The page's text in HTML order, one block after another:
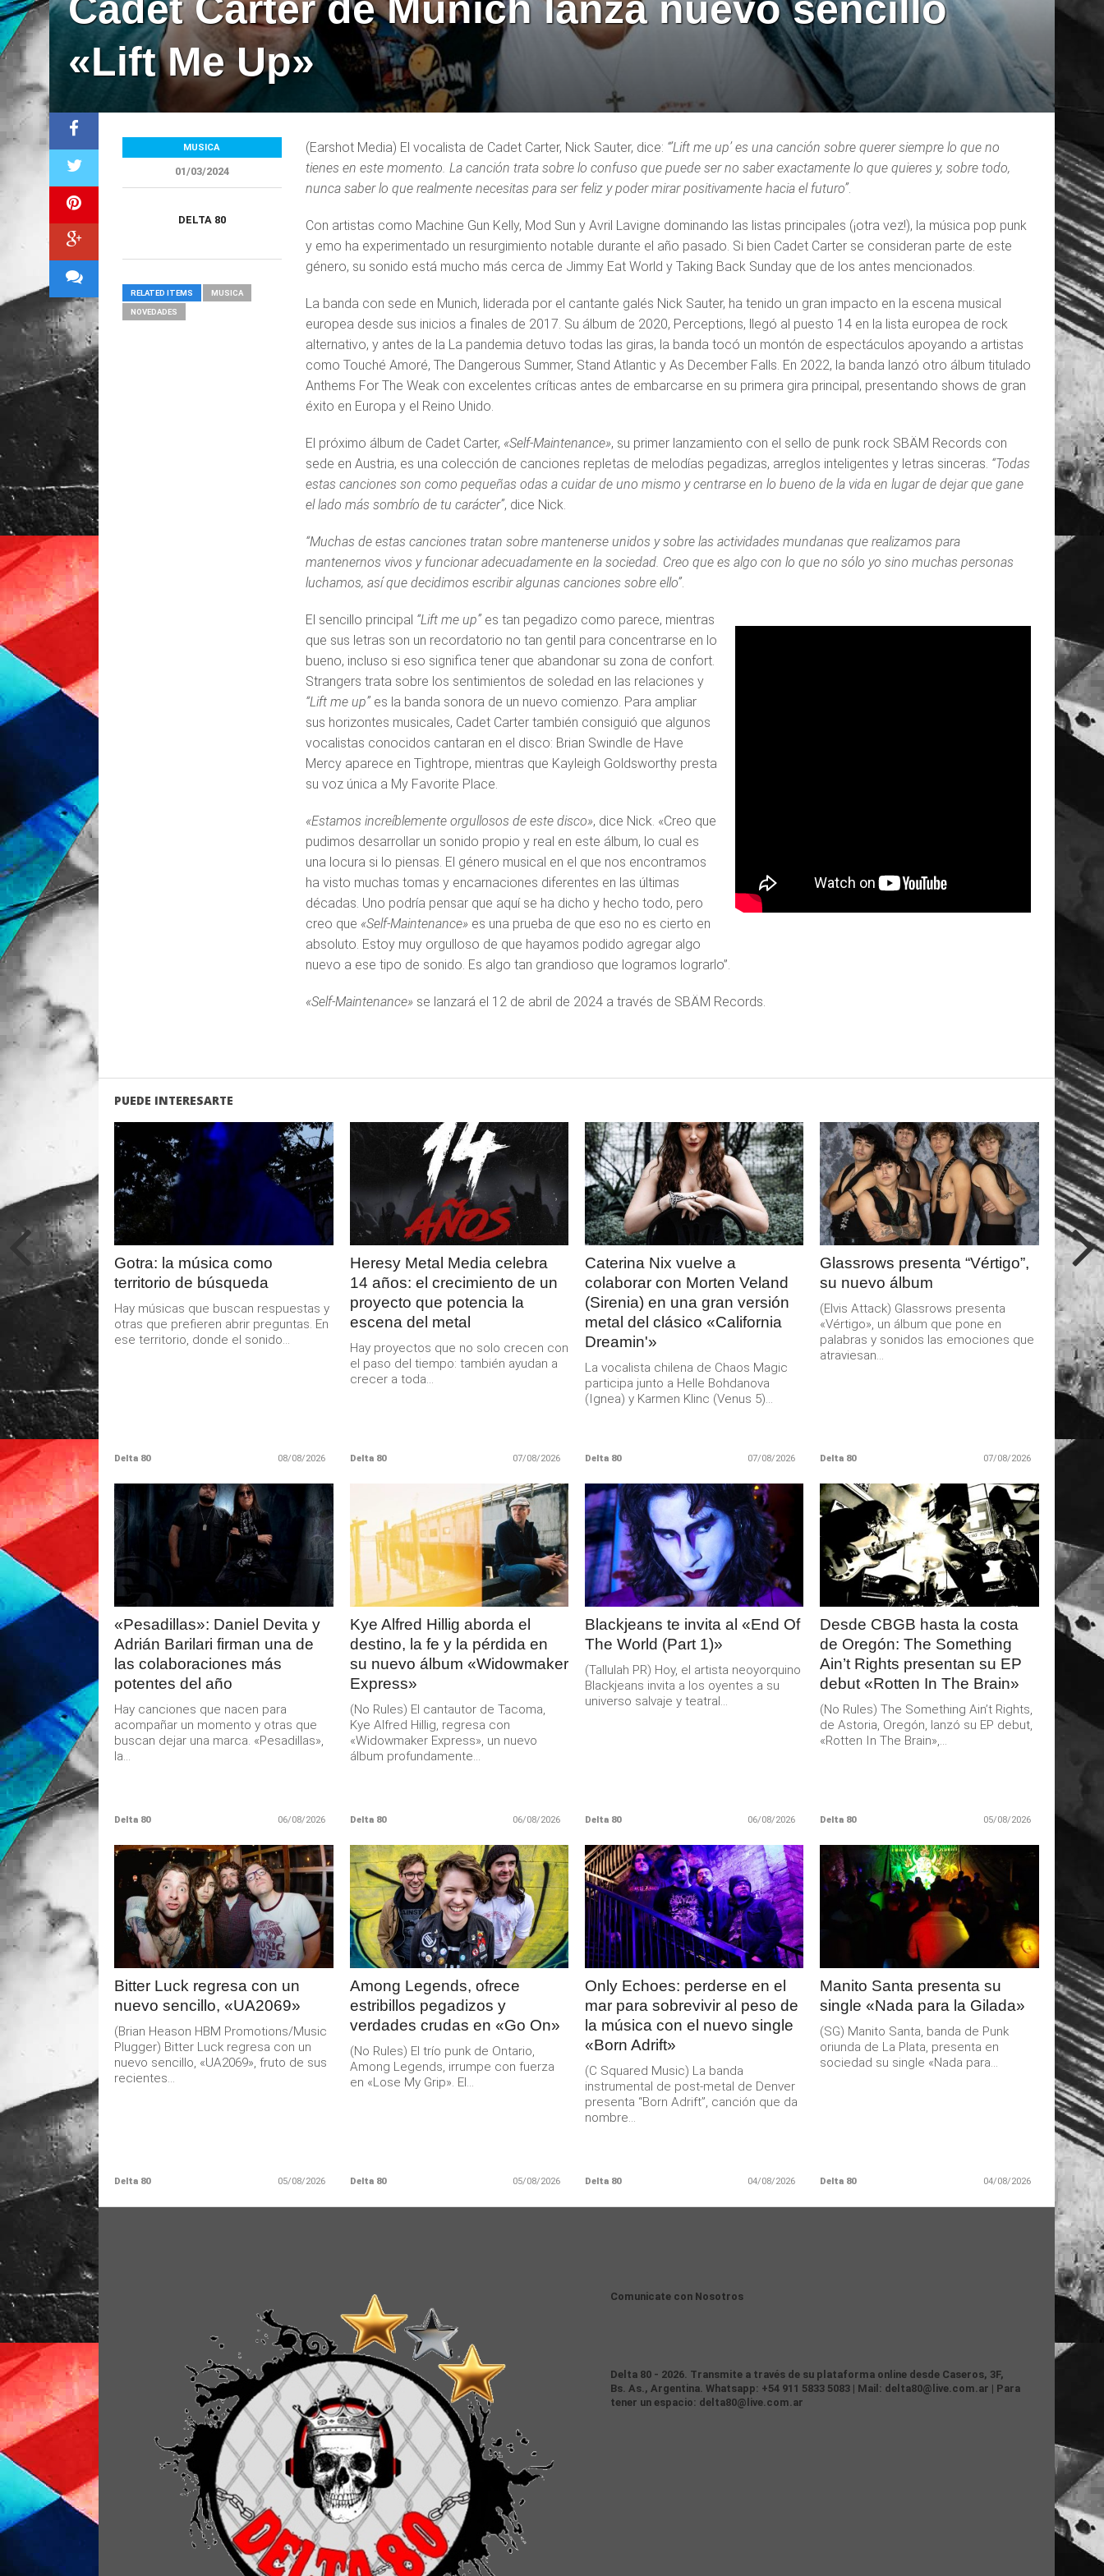
«Lift Me Up»
(Earshot Media) El vocalista de Cadet Carter, Nick Sauter, dice: “’Lift me up’ es una canción sobre querer siempre lo que no
tienes en este momento. La canción trata sobre lo confuso que puede ser no saber exactamente lo que quieres y, sobre todo,
nunca saber lo que realmente necesitas para ser feliz y poder mirar positivamente hacia el futuro”.
Con artistas como Machine Gun Kelly, Mod Sun y Avril Lavigne dominando las listas principales (¡otra vez!), la música pop punk
y emo ha experimentado un resurgimiento notable durante el año pasado. Si bien Cadet Carter se consideran parte de este
género, su sonido está mucho más cerca de Jimmy Eat World y Taking Back Sunday que de los antes mencionados.
La banda con sede en Munich, liderada por el cantante galés Nick Sauter, ha tenido un gran impacto en la escena musical
europea desde sus inicios a finales de 2017. Su álbum de 2020, Perceptions, llegó al puesto 14 en la lista europea de rock
alternativo, y antes de la La pandemia detuvo todas las giras, la banda tocó un montón de espectáculos apoyando a artistas
como Touché Amoré, The Dangerous Summer, Stand Atlantic y As December Falls. En 2022, la banda lanzó otro álbum titulado
Anthems For The Weak con excelentes críticas antes de embarcarse en su primera gira principal, presentando shows de gran
éxito en Europa y el Reino Unido.
El próximo álbum de Cadet Carter, «Self-Maintenance», su primer lanzamiento con el sello de punk rock SBÄM Records con
sede en Austria, es una colección de canciones repletas de melodías pegadizas, arreglos inteligentes y letras sinceras. “Todas
estas canciones son como pequeñas odas a cuidar de uno mismo y centrarse en lo bueno de la vida en lugar de dejar que gane
el lado más sombrío de tu carácter”, dice Nick.
“Muchas de estas canciones tratan sobre mantenerse unidos y sobre las actividades mundanas que realizamos para
mantenernos vivos y funcionar adecuadamente en la sociedad. Creo que es algo con lo que no sólo yo sino muchas personas
luchamos, así que decidimos escribir algunas canciones sobre ello”.
El sencillo principal “Lift me up”es tan pegadizo como parece, mientras
que sus letras son un recordatorio no tan gentil para concentrarse en lo
bueno, incluso si eso significa tener que abandonar su zona de confort.
Strangers trata sobre los sentimientos de soledad en las relaciones y
“Lift me up”es la banda sonora de un nuevo comienzo. Para ampliar
sus horizontes musicales, Cadet Carter también consiguió que algunos
vocalistas conocidos cantaran en el disco: Brian Swindle de Have
Mercy aparece en Tightrope, mientras que Kayleigh Goldsworthy presta
su voz única a My Favorite Place.
«Estamos increíblemente orgullosos de este disco», dice Nick. «Creo que
pudimos desarrollar un sonido propio y real en este álbum, lo cual es
una locura si lo piensas. El género musical en el que nos encontramos
ha visto muchas tomas y encarnaciones diferentes en las últimas
décadas. Uno podría pensar que aquí se ha dicho y hecho todo, pero
creo que «Self-Maintenance»es una prueba de que eso no es cierto en
absoluto. Estoy muy orgulloso de que hayamos podido agregar algo
nuevo a ese tipo de sonido. Es algo tan grandioso que logramos lograrlo”.
«Self-Maintenance»se lanzará el 12 de abril de 2024 a través de SBÄM Records.
MUSICA
01/03/2024
DELTA 80
RELATED ITEMS MUSICA
NOVEDADES
PUEDE INTERESARTE
LEER
Gotra: la música como
territorio de búsqueda
Hay músicas que buscan respuestas y
otras que prefieren abrir preguntas. En
ese territorio, donde el sonido...
Delta 80 08/08/2026
LEER
MAS
Heresy Metal Media celebra
14 años: el crecimiento de un
proyecto que potencia la
escena del metal
Hay proyectos que no solo crecen con
el paso del tiempo: también ayudan a
crecer a toda...
Delta 80 07/08/2026
LEER
MAS
Caterina Nix vuelve a
colaborar con Morten Veland
(Sirenia) en una gran versión
metal del clásico «California
Dreamin'»
La vocalista chilena de Chaos Magic
participa junto a Helle Bohdanova
(Ignea) y Karmen Klinc (Venus 5)...
Delta 80 07/08/2026
LEER
MAS
Glassrows presenta “Vértigo”,
su nuevo álbum
(Elvis Attack) Glassrows presenta
«Vértigo», un álbum que pone en
palabras y sonidos las emociones que
atraviesan...
Delta 80 07/08/2026
LEER
MAS
«Pesadillas»: Daniel Devita y
Adrián Barilari firman una de
las colaboraciones más
potentes del año
Hay canciones que nacen para
acompañar un momento y otras que
buscan dejar una marca. «Pesadillas»,
la...
Delta 80 06/08/2026
LEER
MAS
Kye Alfred Hillig aborda el
destino, la fe y la pérdida en
su nuevo álbum «Widowmaker
Express»
(No Rules) El cantautor de Tacoma,
Kye Alfred Hillig, regresa con
«Widowmaker Express», un nuevo
álbum profundamente...
Delta 80 06/08/2026
LEER
MAS
Blackjeans te invita al «End Of
The World (Part 1)»
(Tallulah PR) Hoy, el artista neoyorquino
Blackjeans invita a los oyentes a su
universo salvaje y teatral...
Delta 80 06/08/2026
LEER
MAS
Desde CBGB hasta la costa
de Oregón: The Something
Ain’t Rights presentan su EP
debut «Rotten In The Brain»
(No Rules) The Something Ain’t Rights,
de Astoria, Oregón, lanzó su EP debut,
«Rotten In The Brain»,...
Delta 80 05/08/2026
LEER
MAS
Bitter Luck regresa con un
nuevo sencillo, «UA2069»
(Brian Heason HBM Promotions/Music
Plugger) Bitter Luck regresa con un
nuevo sencillo, «UA2069», fruto de sus
recientes...
Delta 80 05/08/2026
LEER
MAS
Among Legends, ofrece
estribillos pegadizos y
verdades crudas en «Go On»
(No Rules) El trío punk de Ontario,
Among Legends, irrumpe con fuerza
en «Lose My Grip». El...
Delta 80 05/08/2026
LEER
MAS
Only Echoes: perderse en el
mar para sobrevivir al peso de
la música con el nuevo single
«Born Adrift»
(C Squared Music) La banda
instrumental de post-metal de Denver
presenta “Born Adrift”, canción que da
nombre...
Delta 80 04/08/2026
LEER
MAS
Manito Santa presenta su
single «Nada para la Gilada»
(SG) Manito Santa, banda de Punk
oriunda de La Plata, presenta en
sociedad su single «Nada para...
Delta 80 04/08/2026
Comunicate con Nosotros
Delta 80 - 2026. Transmite a través de su plataforma online desde Caseros, 3F,
Bs. As., Argentina. Whatsapp: +54 911 5833 5083 | Mail: delta80@live.com.ar | Para
tener un espacio: delta80@live.com.ar